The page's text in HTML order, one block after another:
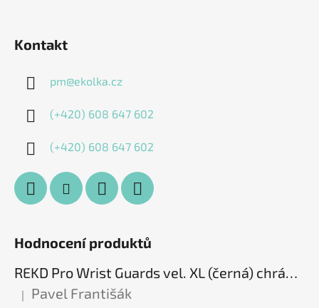
Kontakt
pm@ekolka.cz
(+420) 608 647 602
(+420) 608 647 602
Hodnocení produktů
REKD Pro Wrist Guards vel. XL (černá) chrániče zápěstí
Hodnocení produktu je 5 z 5 hvězdiček.
| Pavel Františák